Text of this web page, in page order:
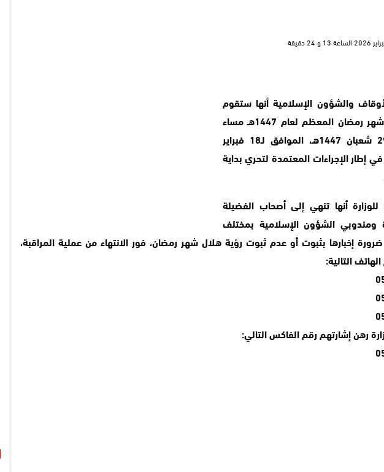
والشؤون الإسلامية أنها ستقوم
بمراقبة هلال شهر رمضان المعظم لعام 1447هـ مساء
يوم الأربعاء 29 شعبان 1447هـ، الموافق لـ18 فبراير
في إطار الإجراءات المعتمدة لتحري بداية
أنها تنهي إلى أصحاب الفضيلة
ومندوبي الشؤون الإسلامية بمختلف
إخبارها بثبوت أو عدم ثبوت رؤية هلال شهر رمضان، فور الانتهاء من عملية المراقبة،
التالية:
رهن إشارتهم رقم الفاكس التالي: